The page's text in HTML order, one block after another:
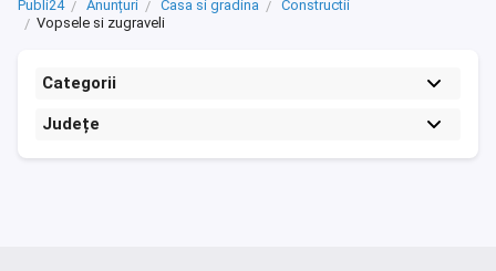
Publi24 Anunțuri Casa si gradina
Constructii
Vopsele si zugraveli
Categorii
Județe